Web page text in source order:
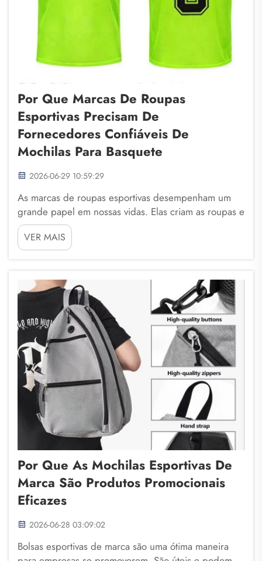
Por Que Marcas De Roupas
Esportivas Precisam De
Fornecedores Confiáveis De
Mochilas Para Basquete
2026-06-29 10:59:29
As marcas de roupas esportivas desempenham um
grande papel em nossas vidas. Elas criam as roupas e
os equipamentos que usamos ao praticar esportes,
fazer exercícios ou simplesmente passar o tempo com
amigos. Uma parte importante disso são as mochilas
transportar seu equipamento, seus tênis, ...
VER MAIS
Por Que As Mochilas Esportivas De
Marca São Produtos Promocionais
Eficazes
2026-06-28 03:09:02
Bolsas esportivas de marca são uma ótima maneira